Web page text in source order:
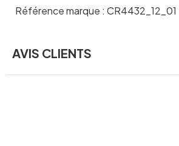
Référence marque : CR4432_12_01
AVIS CLIENTS